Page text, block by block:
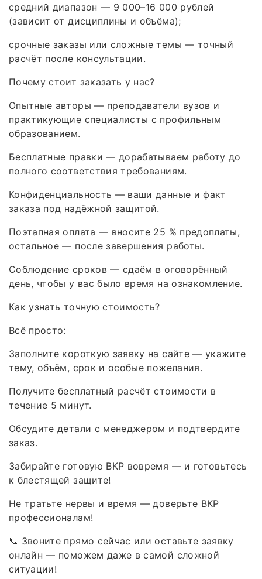
средний диапазон — 9 000–16 000 рублей
(зависит от дисциплины и объёма);
срочные заказы или сложные темы — точный
расчёт после консультации.
Почему стоит заказать у нас?
Опытные авторы — преподаватели вузов и
практикующие специалисты с профильным
образованием.
Бесплатные правки — дорабатываем работу до
полного соответствия требованиям.
Конфиденциальность — ваши данные и факт
заказа под надёжной защитой.
Поэтапная оплата — вносите 25 % предоплаты,
остальное — после завершения работы.
Соблюдение сроков — сдаём в оговорённый
день, чтобы у вас было время на ознакомление.
Как узнать точную стоимость?
Всё просто:
Заполните короткую заявку на сайте — укажите
тему, объём, срок и особые пожелания.
Получите бесплатный расчёт стоимости в
течение 5 минут.
Обсудите детали с менеджером и подтвердите
заказ.
Забирайте готовую ВКР вовремя — и готовьтесь
к блестящей защите!
Не тратьте нервы и время — доверьте ВКР
профессионалам!
📞 Звоните прямо сейчас или оставьте заявку
онлайн — поможем даже в самой сложной
ситуации!